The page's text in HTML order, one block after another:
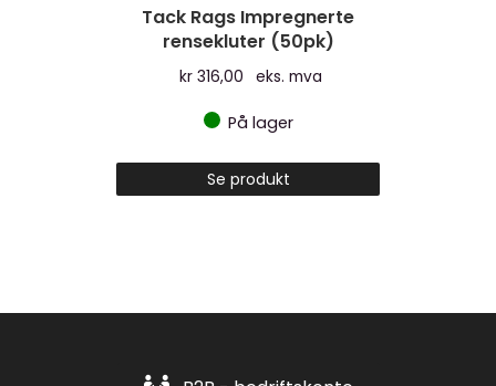
Tack Rags Impregnerte
rensekluter (50pk)
kr316,00 eks. mva
På lager
Se produkt